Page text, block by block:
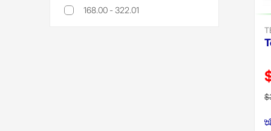
168.00 - 322.01
Refine by Precio: 168.00 - 322.01